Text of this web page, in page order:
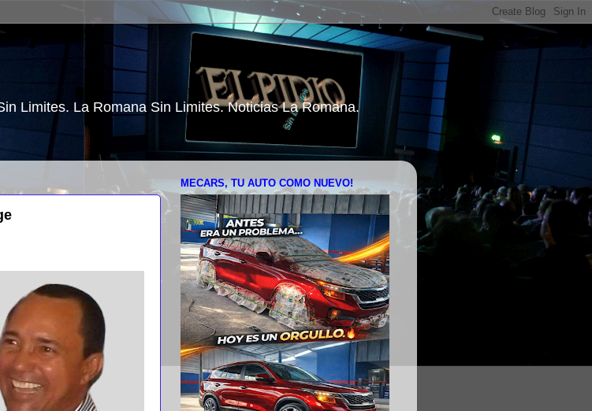
Limites. La Romana Sin Limites. Noticias La Romana.
MECARS, TU AUTO COMO NUEVO!